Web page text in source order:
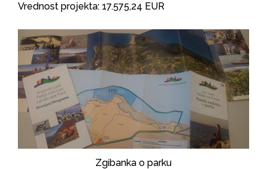
Vrednost projekta: 17.575,24 EUR
Zgibanka o parku